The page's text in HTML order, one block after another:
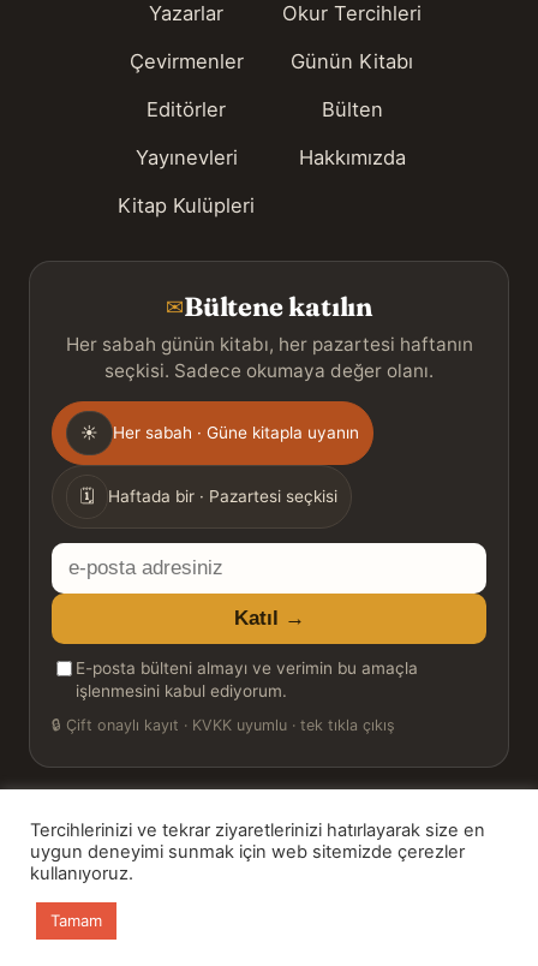
Yazarlar
Çevirmenler
Editörler
Yayınevleri
Kitap Kulüpleri
Okur Tercihleri
Günün Kitabı
Bülten
Hakkımızda
✉Bültene katılın
Her sabah günün kitabı, her pazartesi haftanın
seçkisi. Sadece okumaya değer olanı.
Gönderim
sıklığı
☀ Her sabah · Güne kitapla uyanın
🗓 Haftada bir · Pazartesi seçkisi
E-
posta
adresiniz
Katıl →
E-posta bülteni almayı ve verimin bu amaçla
işlenmesini kabul ediyorum.
🔒 Çift onaylı kayıt · KVKK uyumlu · tek tıkla çıkış
© 2026 Bookinton — Türkiye’nin Kitap Platformu
HT Book Review — webmaster: Hakan Turgay
Tercihlerinizi ve tekrar ziyaretlerinizi hatırlayarak size en
uygun deneyimi sunmak için web sitemizde çerezler
kullanıyoruz.
Tamam